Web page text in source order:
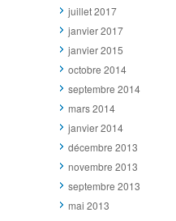
juillet 2017
janvier 2017
janvier 2015
octobre 2014
septembre 2014
mars 2014
janvier 2014
décembre 2013
novembre 2013
septembre 2013
mai 2013